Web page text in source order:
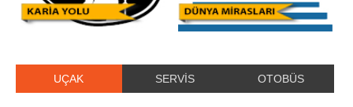
UÇAK SERVİS OTOBÜS